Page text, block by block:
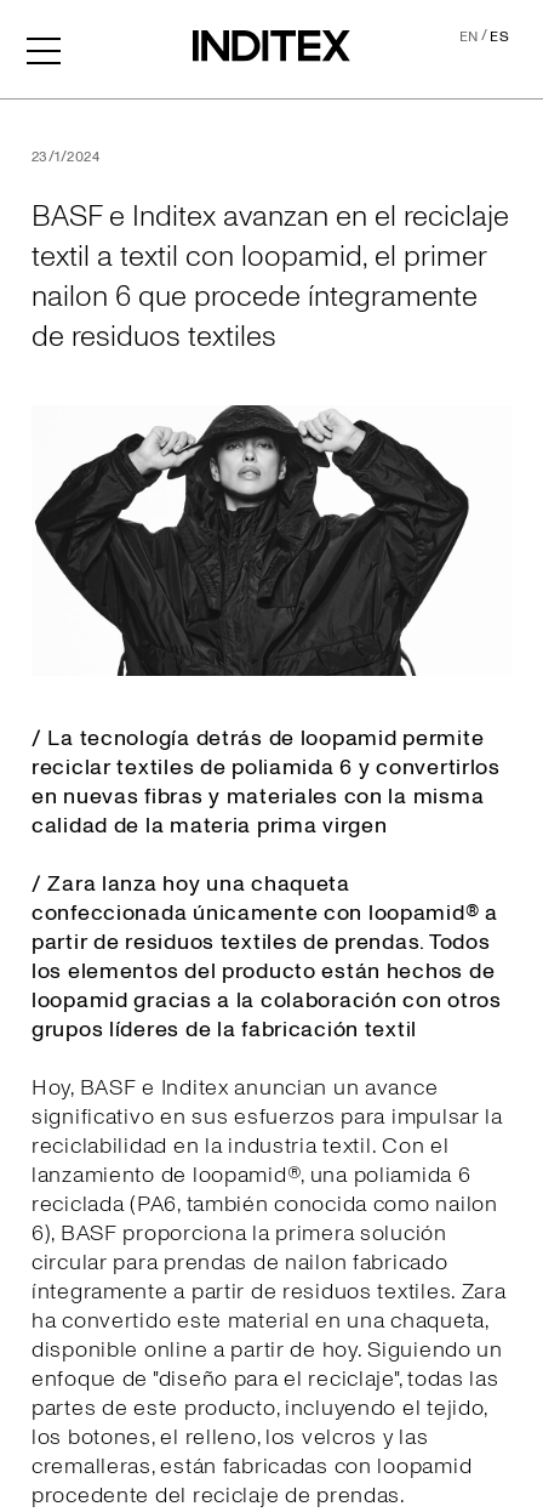
EN/ES
23/1/2024
BASF e Inditex avanzan en el reciclaje
textil a textil con loopamid, el primer
nailon 6 que procede íntegramente
de residuos textiles
/ La tecnología detrás de loopamid permite
reciclar textiles de poliamida 6 y convertirlos
en nuevas fibras y materiales con la misma
calidad de la materia prima virgen
/ Zara lanza hoy una chaqueta
confeccionada únicamente con loopamid® a
partir de residuos textiles de prendas. Todos
los elementos del producto están hechos de
loopamid gracias a la colaboración con otros
grupos líderes de la fabricación textil
Hoy, BASF e Inditex anuncian un avance
significativo en sus esfuerzos para impulsar la
reciclabilidad en la industria textil. Con el
lanzamiento de loopamid®, una poliamida 6
reciclada (PA6, también conocida como nailon
6), BASF proporciona la primera solución
circular para prendas de nailon fabricado
íntegramente a partir de residuos textiles. Zara
ha convertido este material en una chaqueta,
disponible online a partir de hoy. Siguiendo un
enfoque de "diseño para el reciclaje", todas las
partes de este producto, incluyendo el tejido,
los botones, el relleno, los velcros y las
cremalleras, están fabricadas con loopamid
procedente del reciclaje de prendas.